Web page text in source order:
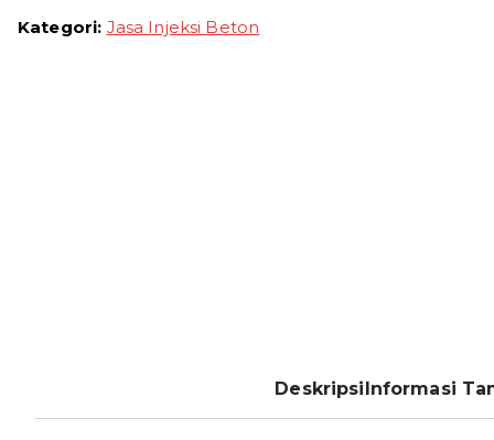
Termurah
Kategori: Jasa Injeksi Beton
Deskripsi Informasi